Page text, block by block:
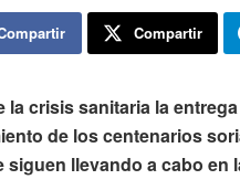
Compartir
crisis sanitaria la
de los centenarios
llevando a cabo en